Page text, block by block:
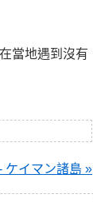
當地遇到沒有
ケイマン諸島 »